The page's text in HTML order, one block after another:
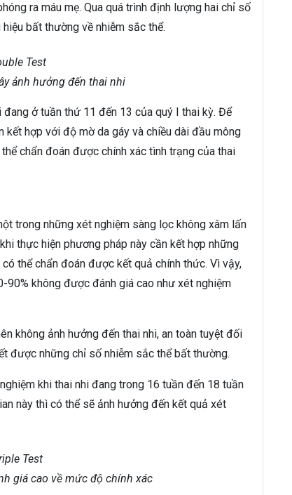
ra máu mẹ. Qua quá trình định lượng hai chỉ số
bất thường về nhiễm sắc thể.
ảnh hưởng đến thai nhi
ở tuần thứ 11 đến 13 của quý I thai kỳ. Để
hợp với độ mờ da gáy và chiều dài đầu mông
chẩn đoán được chính xác tình trạng của thai
trong những xét nghiệm sàng lọc không xâm lấn
thực hiện phương pháp này cần kết hợp những
thể chẩn đoán được kết quả chính thức. Vì vậy,
không được đánh giá cao như xét nghiệm
không ảnh hưởng đến thai nhi, an toàn tuyệt đối
được những chỉ số nhiễm sắc thể bất thường.
khi thai nhi đang trong 16 tuần đến 18 tuần
này thì có thể sẽ ảnh hưởng đến kết quả xét
giá cao về mức độ chính xác